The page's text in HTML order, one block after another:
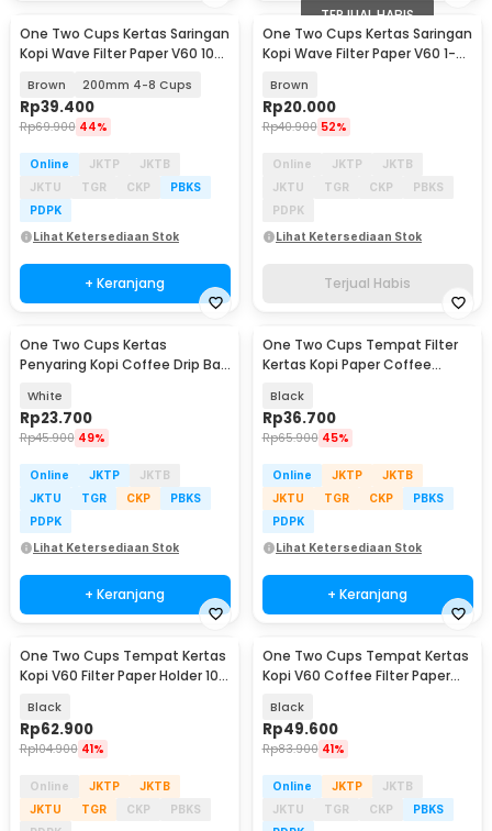
One Two Cups Kertas Saringan
Kopi Wave Filter Paper V60 100
Brown 200mm 4-8 Cups
Rp39.400
Rp69.900 44%
Online JKTP
JKTB
JKTU
TGR CKP
PBKS
PDPK
Lihat Ketersediaan Stok
+ Keranjang
TERJUAL HABIS
One Two Cups Kertas Saringan
Kopi Wave Filter Paper V60 1-4
Brown
Rp20.000
Rp40.900 52%
Online JKTP
JKTB
JKTU
TGR CKP
PBKS
PDPK
Lihat Ketersediaan Stok
Terjual Habis
One Two Cups Kertas
Penyaring Kopi Coffee Drip Bag
White
Rp23.700
Rp45.900 49%
Online JKTP
JKTB
JKTU
TGR CKP
PBKS
PDPK
Lihat Ketersediaan Stok
+ Keranjang
One Two Cups Tempat Filter
Kertas Kopi Paper Coffee
Black
Rp36.700
Rp65.900 45%
Online JKTP
JKTB
JKTU
TGR CKP
PBKS
PDPK
Lihat Ketersediaan Stok
+ Keranjang
One Two Cups Tempat Kertas
Kopi V60 Filter Paper Holder 100
Black
Rp62.900
Rp104.900 41%
Online JKTP
JKTB
JKTU
TGR CKP
PBKS
One Two Cups Tempat Kertas
Kopi V60 Coffee Filter Paper
Black
Rp49.600
Rp83.900 41%
Online JKTP
JKTB
JKTU
TGR CKP
PBKS